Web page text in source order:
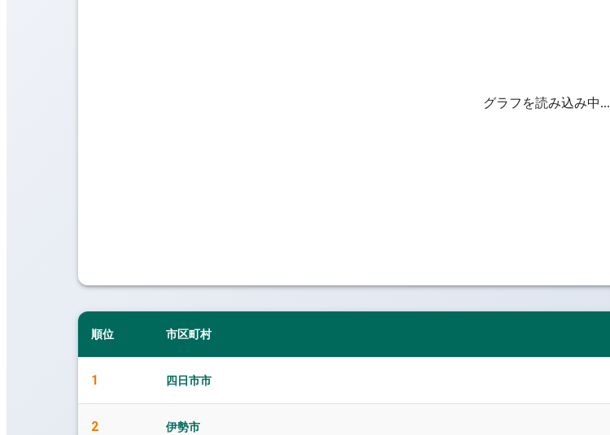
グラフを読み込み中...
順位 市区町村
1 四日市市
2 伊勢市